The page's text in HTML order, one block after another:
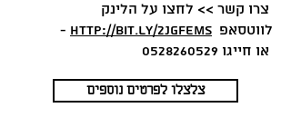
צרו קשר >> לחצו על הלינק
לווטסאפ http://bit.ly/2JGFEMs
-
או חייגו 0528260529
צלצלו לפרטים נוספים